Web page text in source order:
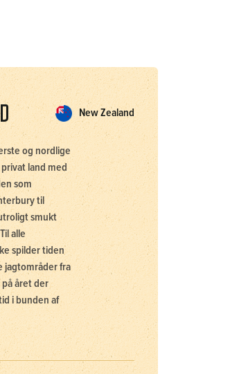
New Zealand
og nordlige
land med
som
til
smukt
alle
spilder tiden
jagtområder fra
året der
i bunden af